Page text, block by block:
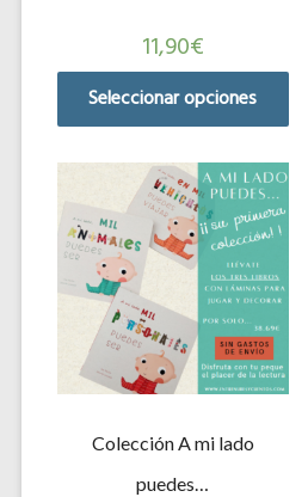
11,90€
Seleccionar opciones
Colección A mi lado
puedes…